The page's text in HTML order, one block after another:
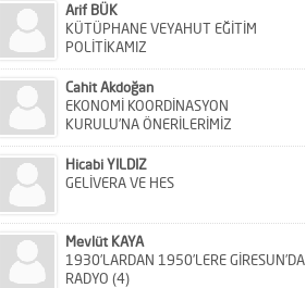
Arif BÜK
KÜTÜPHANE VEYAHUT EĞİTİM
POLİTİKAMIZ
Cahit Akdoğan
EKONOMİ KOORDİNASYON
KURULU’NA ÖNERİLERİMİZ
Hicabi YILDIZ
GELİVERA VE HES
Mevlüt KAYA
1930’LARDAN 1950’LERE GİRESUN’DA
RADYO (4)